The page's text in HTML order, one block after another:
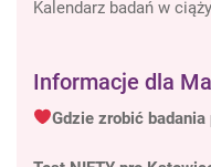
Kalendarz badań w ciąży
Informacje dla
Gdzie zrobić badania